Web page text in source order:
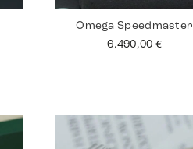
Omega Speedmaster
6.490,00 €